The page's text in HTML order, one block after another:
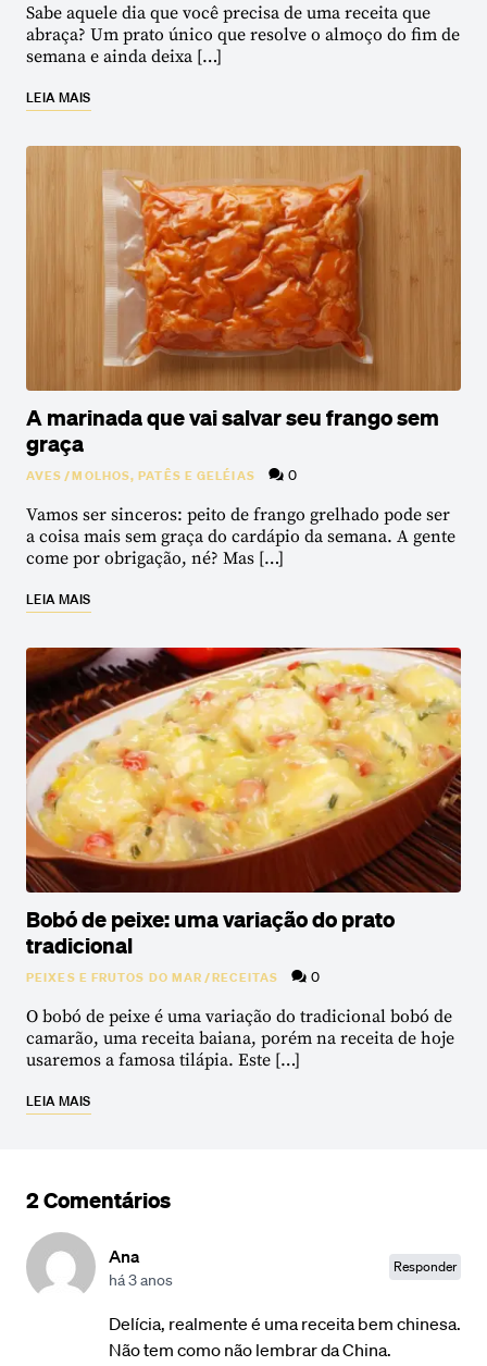
Sabe aquele dia que você precisa de uma receita que
abraça? Um prato único que resolve o almoço do fim de
semana e ainda deixa […]
LEIA MAIS
A marinada que vai salvar seu frango sem
graça
AVES/MOLHOS, PATÊS E GELÉIAS 0
Vamos ser sinceros: peito de frango grelhado pode ser
a coisa mais sem graça do cardápio da semana. A gente
come por obrigação, né? Mas […]
LEIA MAIS
Bobó de peixe: uma variação do prato
tradicional
PEIXES E FRUTOS DO MAR/RECEITAS 0
O bobó de peixe é uma variação do tradicional bobó de
camarão, uma receita baiana, porém na receita de hoje
usaremos a famosa tilápia. Este […]
LEIA MAIS
2 Comentários
Ana
há 3 anos
Responder
Delícia, realmente é uma receita bem chinesa.
Não tem como não lembrar da China.